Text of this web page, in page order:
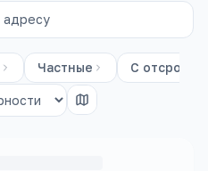
Частные С